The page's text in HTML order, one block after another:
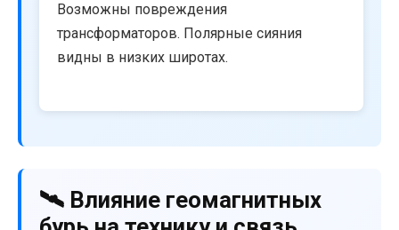
Возможны повреждения
трансформаторов. Полярные сияния
видны в низких широтах.
🛰️ Влияние геомагнитных